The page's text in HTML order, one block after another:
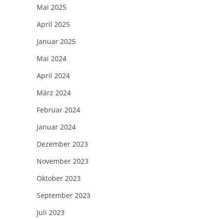
Mai 2025
April 2025
Januar 2025
Mai 2024
April 2024
März 2024
Februar 2024
Januar 2024
Dezember 2023
November 2023
Oktober 2023
September 2023
Juli 2023